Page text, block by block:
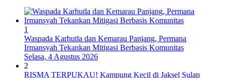
1
Waspada Karhutla dan Kemarau Panjang, Permana
Irmansyah Tekankan Mitigasi Berbasis Komunitas
Selasa, 4 Agustus 2026
2
RISMA TERPUKAU! Kampung Kecil di Jaksel Sulap